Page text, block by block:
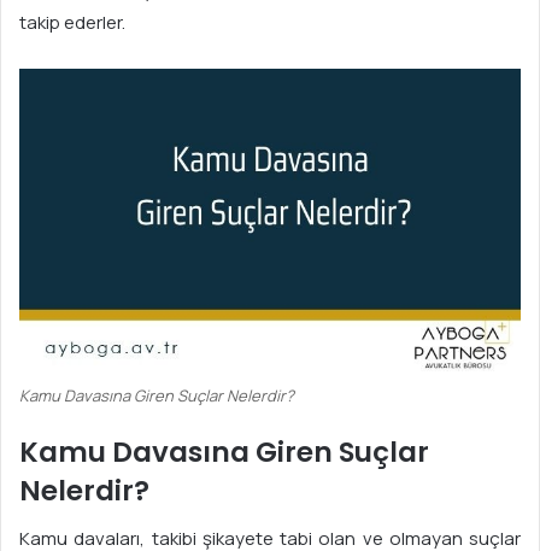
takip ederler.
Kamu Davasına Giren Suçlar Nelerdir?
Kamu Davasına Giren Suçlar
Nelerdir?
Kamu davaları, takibi şikayete tabi olan ve olmayan suçlar